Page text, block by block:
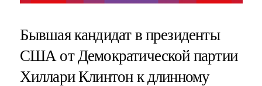
Бывшая кандидат в президенты
США от Демократической партии
Хиллари Клинтон к длинному